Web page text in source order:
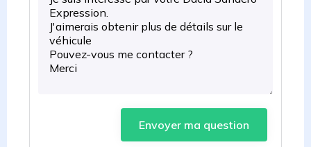
Envoyer ma question